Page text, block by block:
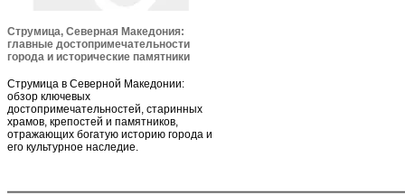
Струмица, Северная Македония:
главные достопримечательности
города и исторические памятники
Струмица в Северной Македонии:
обзор ключевых
достопримечательностей, старинных
храмов, крепостей и памятников,
отражающих богатую историю города и
его культурное наследие.